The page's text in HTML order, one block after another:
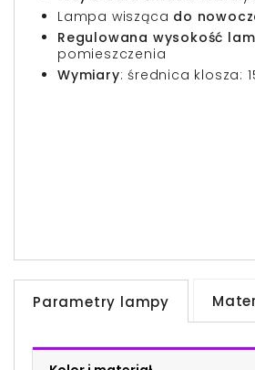
Lampa wisząca do
Regulowana wysokość
pomieszczenia
Wymiary: średnica klosza:
Parametry lampy